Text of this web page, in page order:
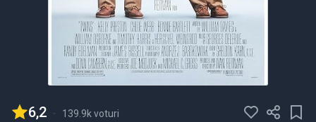
6,2 - 139.9k voturi